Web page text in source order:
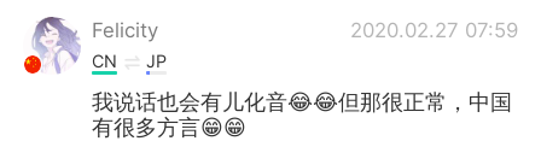
Felicity
2020.02.27 07:59
CN JP
我说话也会有儿化音😂😂但那很正常，中国
有很多方言😁😁